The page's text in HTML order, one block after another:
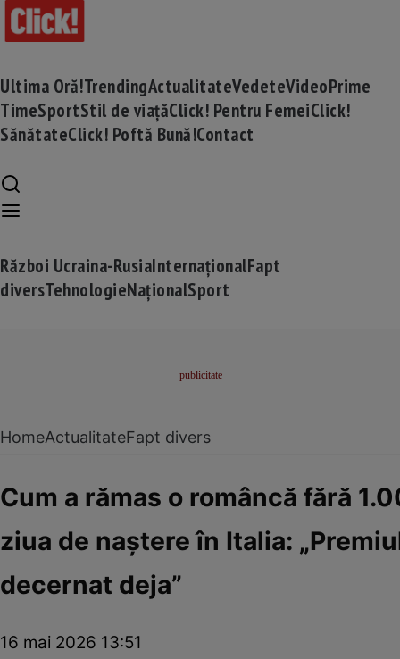
Ultima Oră!TrendingActualitateVedeteVideoPrime
TimeSportStil de viațăClick! Pentru FemeiClick!
SănătateClick! Poftă Bună!Contact
Război Ucraina-RusiaInternaționalFapt
diversTehnologieNaționalSport
HomeActualitateFapt divers
Cum a rămas o româncă fără
ziua de naștere în Italia:
decernat deja”
16 mai 2026 13:51